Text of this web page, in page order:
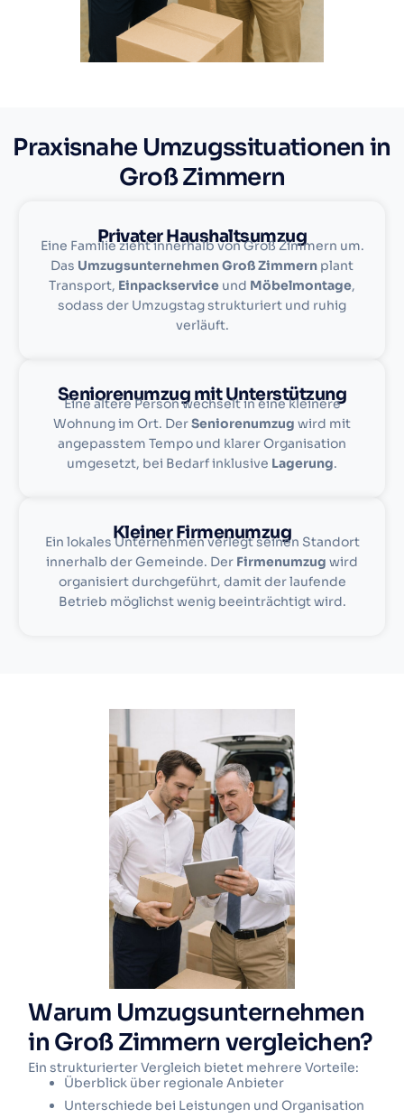
Praxisnahe Umzugssituationen in
Groß Zimmern
Privater Haushaltsumzug
Eine Familie zieht innerhalb von Groß Zimmern um.
Das Umzugsunternehmen Groß Zimmern plant
Transport, Einpackservice und Möbelmontage,
sodass der Umzugstag strukturiert und ruhig
verläuft.
Seniorenumzug mit Unterstützung
Eine ältere Person wechselt in eine kleinere
Wohnung im Ort. DerSeniorenumzug wird mit
angepasstem Tempo und klarer Organisation
umgesetzt, bei Bedarf inklusive Lagerung.
Kleiner Firmenumzug
Ein lokales Unternehmen verlegt seinen Standort
innerhalb der Gemeinde. Der Firmenumzug wird
organisiert durchgeführt, damit der laufende
Betrieb möglichst wenig beeinträchtigt wird.
Warum Umzugsunternehmen
in Groß Zimmern vergleichen?
Ein strukturierter Vergleich bietet mehrere Vorteile:
Überblick über regionale Anbieter
Unterschiede bei Leistungen und Organisation